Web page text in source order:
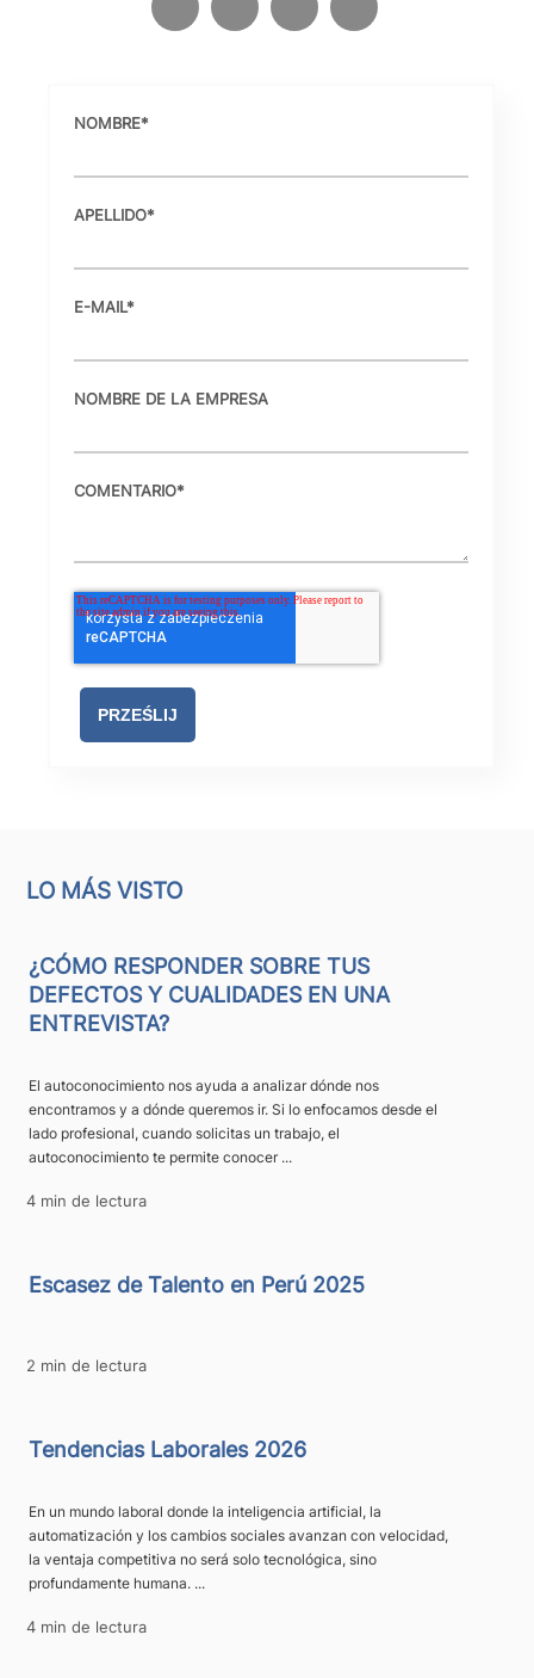
NOMBRE*
APELLIDO*
E-MAIL*
NOMBRE DE LA EMPRESA
COMENTARIO*
LO MÁS VISTO
¿CÓMO RESPONDER SOBRE TUS
DEFECTOS Y CUALIDADES EN UNA
ENTREVISTA?
El autoconocimiento nos ayuda a analizar dónde nos
encontramos y a dónde queremos ir. Si lo enfocamos desde el
lado profesional, cuando solicitas un trabajo, el
autoconocimiento te permite conocer ...
4 min de lectura
Escasez de Talento en Perú 2025
2 min de lectura
Tendencias Laborales 2026
En un mundo laboral donde la inteligencia artificial, la
automatización y los cambios sociales avanzan con velocidad,
la ventaja competitiva no será solo tecnológica, sino
profundamente humana. ...
4 min de lectura